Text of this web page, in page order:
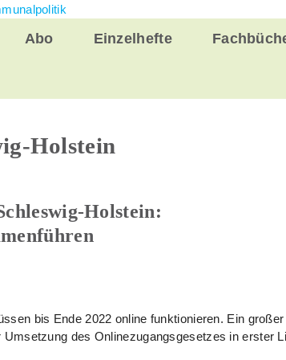
Abo Einzelhefte
Holstein
Holstein:
bis Ende 2022 online funktionieren. Ein
des Onlinezugangsgesetzes in erster